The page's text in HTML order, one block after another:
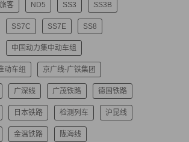
客 ND5 SS3 SS3B
SS7C SS7E SS8
中国动力集中动车组
动车组 京广线-广铁集团
广深线 广茂铁路 德国铁路
日本铁路 检测列车 沪昆线
金温铁路 陇海线